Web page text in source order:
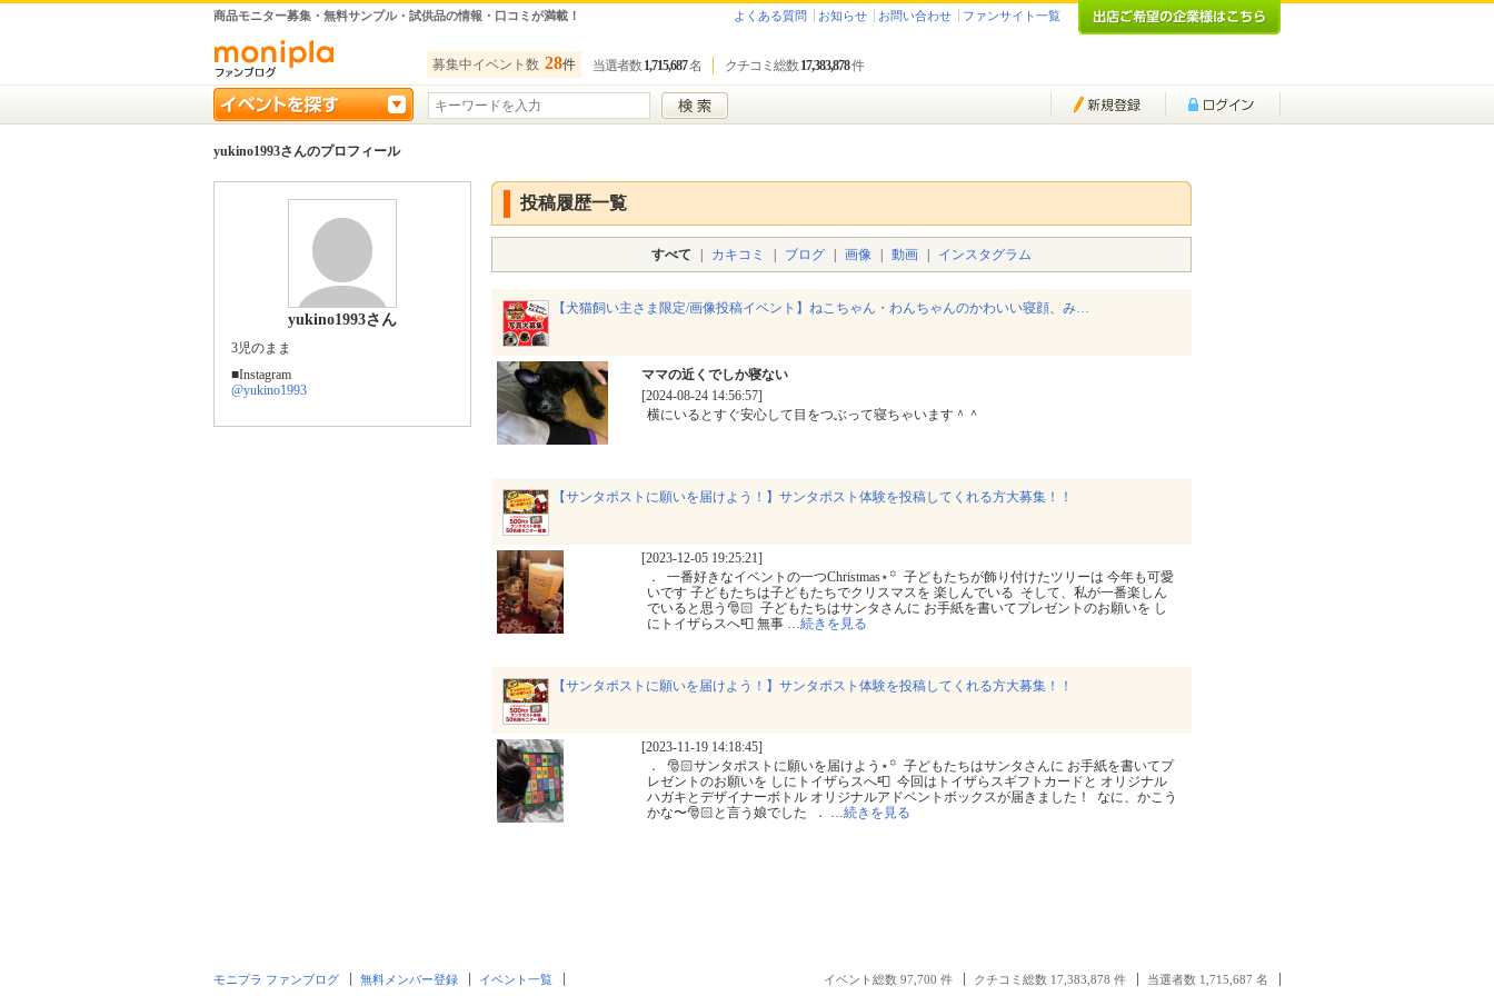
商品モニター募集・無料サンプル・試供品の情報・口コミが満載！ よくある質問 お知らせ お問い合わせ ファンサイト一覧
募集中イベント数 28件 当選者数 1,715,687名 クチコミ総数 17,383,878件
yukino1993さんのプロフィール
yukino1993さん
3児のまま
■Instagram
@yukino1993
投稿履歴一覧
すべて カキコミ ブログ 画像 動画 インスタグラム
【犬猫飼い主さま限定/画像投稿イベント】ねこちゃん・わんちゃんのかわいい寝顔、み…
ママの近くでしか寝ない
[2024-08-24 14:56:57]
横にいるとすぐ安心して目をつぶって寝ちゃいます＾＾
【サンタポストに願いを届けよう！】サンタポスト体験を投稿してくれる方大募集！！
[2023-12-05 19:25:21]
． ⁡ 一番好きなイベントの一つChristmas⋆꙳ ⁡ 子どもたちが飾り付けたツリーは 今年も可愛
いです 子どもたちは子どもたちでクリスマスを 楽しんでいる ⁡ そして、私が一番楽しん
でいると思う🎅🏻 ⁡ 子どもたちはサンタさんに お手紙を書いてプレゼントのお願いを し
にトイザらスへ📮 無事 …続きを見る
【サンタポストに願いを届けよう！】サンタポスト体験を投稿してくれる方大募集！！
[2023-11-19 14:18:45]
． ⁡ 🎅🏻サンタポストに願いを届けよう⋆꙳ ⁡ 子どもたちはサンタさんに お手紙を書いてプ
レゼントのお願いを しにトイザらスへ📮 ⁡ 今回はトイザらスギフトカードと オリジナル
ハガキとデザイナーボトル オリジナルアドベントボックスが届きました！ ⁡ なに、かこう
かな〜🎅🏻と言う娘でした ⁡ ． …続きを見る
モニプラ ファンブログ 無料メンバー登録 イベント一覧 イベント総数 97,700 件 クチコミ総数 17,383,878 件 当選者数 1,715,687 名